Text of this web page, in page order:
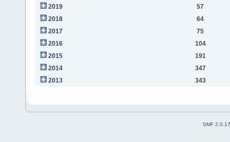
2019
57
2018
64
2017
75
2016
104
2015
191
2014
347
2013
343
SMF 2.0.17